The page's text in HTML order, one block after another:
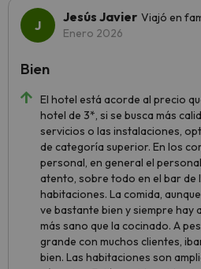
Jesús Javier Viajó en
Enero 2026
El hotel está acorde al precio
hotel de 3*, si se busca más
servicios o las instalaciones,
de categoría superior. En los
personal, en general el
atento, sobre todo en el bar de
habitaciones. La comida,
ve bastante bien y siempre hay
más sano que la cocinado. A
grande con muchos clientes,
bien. Las habitaciones son
Bien